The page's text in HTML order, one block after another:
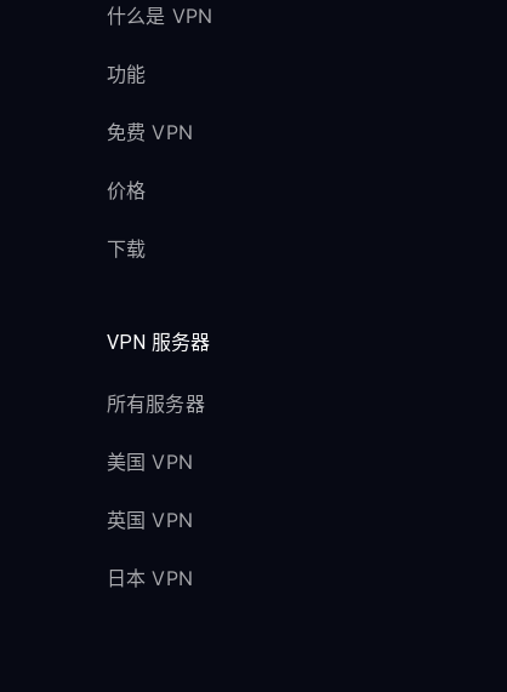
什么是 VPN
功能
免费 VPN
价格
下载
VPN 服务器
所有服务器
美国 VPN
英国 VPN
日本 VPN